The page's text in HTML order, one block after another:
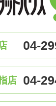
04-
店 04-